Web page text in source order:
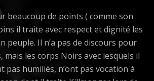
beaucoup de points ( comme son
il traite avec respect et dignité les
peuple. Il n’a pas de discours pour
mais les corps Noirs avec lesquels il
pas humiliés, n’ont pas vocation à